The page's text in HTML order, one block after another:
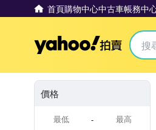
首頁購物中心中古車帳務中
Yahoo
價格
-